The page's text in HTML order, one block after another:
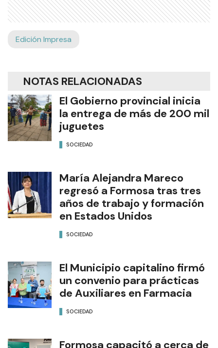
Edición Impresa
NOTAS RELACIONADAS
El Gobierno provincial inicia
la entrega de más de 200 mil
juguetes
SOCIEDAD
María Alejandra Mareco
regresó a Formosa tras tres
años de trabajo y formación
en Estados Unidos
SOCIEDAD
El Municipio capitalino firmó
un convenio para prácticas
de Auxiliares en Farmacia
SOCIEDAD
Formosa capacitó a cerca de